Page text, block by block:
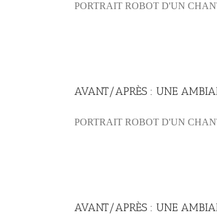
PORTRAIT ROBOT D'UN
AVANT/APRÈS : UNE
PORTRAIT ROBOT D'UN
AVANT/APRÈS : UNE